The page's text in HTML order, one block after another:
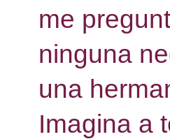
me
ninguna
una
Imagina a